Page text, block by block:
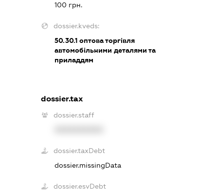
100 грн.
dossier.kveds:
50.30.1оптова торгівля
автомобільними деталями та
приладдям
dossier.tax
dossier.staff
dossier.taxDebt
dossier.missingData
dossier.esvDebt